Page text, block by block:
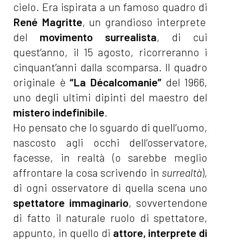
cielo. Era ispirata a un famoso quadro di
René Magritte, un grandioso interprete
del movimento surrealista, di cui
quest’anno, il 15 agosto, ricorreranno i
cinquant’anni dalla scomparsa. Il quadro
originale è“La Décalcomanie” del 1966,
uno degli ultimi dipinti del maestro del
mistero indefinibile.
Ho pensato che lo sguardo di quell’uomo,
nascosto agli occhi dell’osservatore,
facesse, in realtà (o sarebbe meglio
affrontare la cosa scrivendo in surrealtà),
di ogni osservatore di quella scena uno
spettatore immaginario, sovvertendone
di fatto il naturale ruolo di spettatore,
appunto, in quello di attore, interprete di